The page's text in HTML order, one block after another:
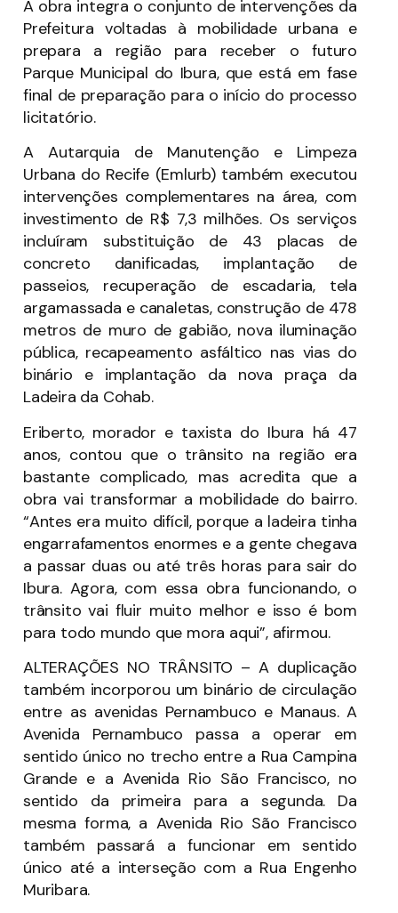
A obra integra o conjunto de intervenções da
Prefeitura voltadas à mobilidade urbana e
prepara a região para receber o futuro
Parque Municipal do Ibura, que está em fase
final de preparação para o início do processo
licitatório.
A Autarquia de Manutenção e Limpeza
Urbana do Recife (Emlurb) também executou
intervenções complementares na área, com
investimento de R$ 7,3 milhões. Os serviços
incluíram substituição de 43 placas de
concreto danificadas, implantação de
passeios, recuperação de escadaria, tela
argamassada e canaletas, construção de 478
metros de muro de gabião, nova iluminação
pública, recapeamento asfáltico nas vias do
binário e implantação da nova praça da
Ladeira da Cohab.
Eriberto, morador e taxista do Ibura há 47
anos, contou que o trânsito na região era
bastante complicado, mas acredita que a
obra vai transformar a mobilidade do bairro.
“Antes era muito difícil, porque a ladeira tinha
engarrafamentos enormes e a gente chegava
a passar duas ou até três horas para sair do
Ibura. Agora, com essa obra funcionando, o
trânsito vai fluir muito melhor e isso é bom
para todo mundo que mora aqui”, afirmou.
ALTERAÇÕES NO TRÂNSITO – A duplicação
também incorporou um binário de circulação
entre as avenidas Pernambuco e Manaus. A
Avenida Pernambuco passa a operar em
sentido único no trecho entre a Rua Campina
Grande e a Avenida Rio São Francisco, no
sentido da primeira para a segunda. Da
mesma forma, a Avenida Rio São Francisco
também passará a funcionar em sentido
único até a interseção com a Rua Engenho
Muribara.